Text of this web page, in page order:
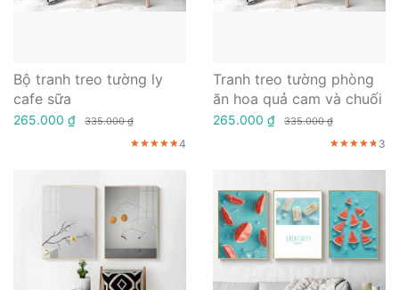
Bộ tranh treo tường ly
cafe sữa
265.000 ₫ 335.000 ₫
★★★★★
★★★★★
★★★★★4
Tranh treo tường phòng
ăn hoa quả cam và chuối
265.000 ₫ 335.000 ₫
★★★★★
★★★★★
★★★★★ 3